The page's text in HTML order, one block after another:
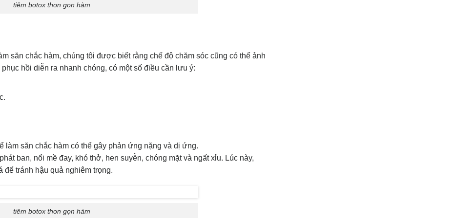
tiêm botox thon gọn hàm
săn chắc hàm, chúng tôi được biết rằng chế độ chăm sóc cũng có thể ảnh
hồi diễn ra nhanh chóng, có một số điều cần lưu ý:
săn chắc hàm có thể gây phản ứng nặng và dị ứng.
ban, nổi mề đay, khó thở, hen suyễn, chóng mặt và ngất xỉu. Lúc này,
tránh hậu quả nghiêm trọng.
tiêm botox thon gọn hàm